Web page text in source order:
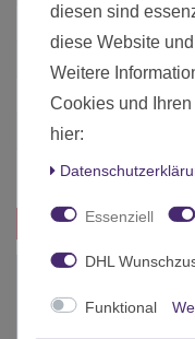
Art.-ID
Hersteller
Herstellungsland
Inhalt
Das passt zu diesem
diesen sind
diese Website
Weitere
Cookies und
hier:
Essenziell
DHL
Funktional